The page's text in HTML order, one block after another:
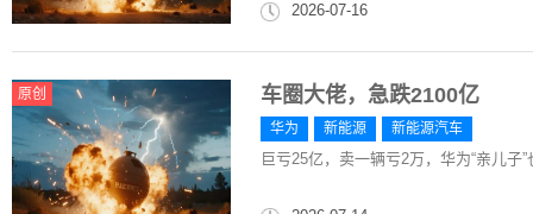
2026-07-16
原创 车圈大佬，急跌2100亿
华为 新能源 新能源汽车
巨亏25亿，卖一辆亏2万，华为“亲儿子